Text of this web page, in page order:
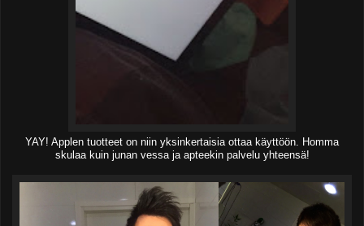
YAY! Applen tuotteet on niin yksinkertaisia ottaa käyttöön. Homma
skulaa kuin junan vessa ja apteekin palvelu yhteensä!